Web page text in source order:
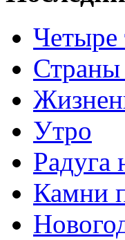
Четыре
Страны
Утро
Радуга
Камни